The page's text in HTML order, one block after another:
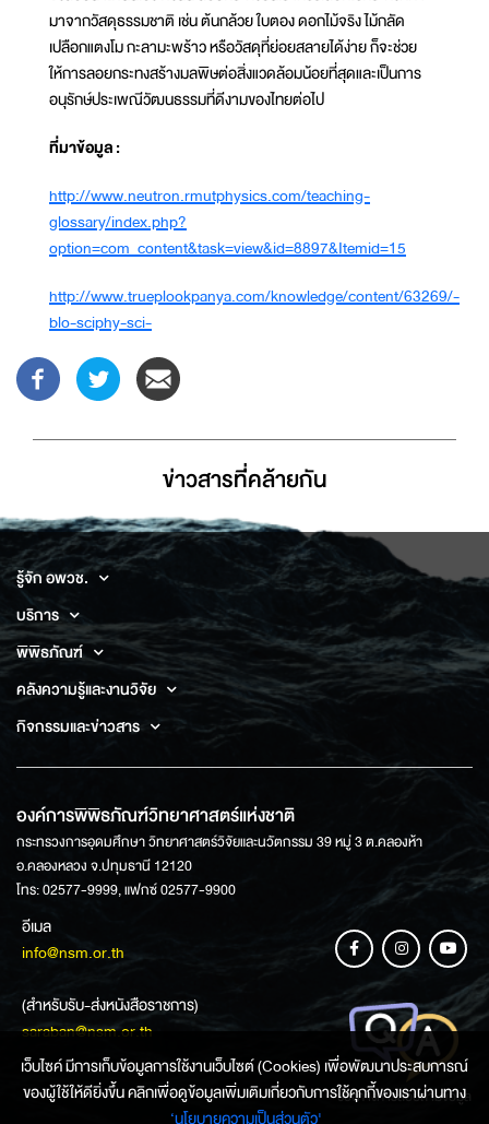
มาจากวัสดุธรรมชาติ เช่น ต้นกล้วย ใบตอง ดอกไม้จริง ไม้กลัด
เปลือกแตงโม กะลามะพร้าว หรือวัสดุที่ย่อยสลายได้ง่าย ก็จะช่วย
ให้การลอยกระทงสร้างมลพิษต่อสิ่งแวดล้อมน้อยที่สุดและเป็นการ
อนุรักษ์ประเพณีวัฒนธรรมที่ดีงามของไทยต่อไป
ที่มาข้อมูล:
http://www.neutron.rmutphysics.com/teaching-
glossary/index.php?
option=com_content&task=view&id=8897&Itemid=15
http://www.trueplookpanya.com/knowledge/content/63269/-
blo-sciphy-sci-
ข่าวสารที่่คล้ายกัน
รู้จัก อพวช.
บริการ
พิพิธภัณฑ์
คลังความรู้และงานวิจัย
กิจกรรมและข่าวสาร
องค์การพิพิธภัณฑ์วิทยาศาสตร์แห่งชาติ
กระทรวงการอุดมศึกษา วิทยาศาสตร์วิจัยและนวัตกรรม 39 หมู่ 3 ต.คลองห้า
อ.คลองหลวง จ.ปทุมธานี 12120
โทร: 02577-9999, แฟกซ์ 02577-9900
อีเมล
info@nsm.or.th
(สำหรับรับ-ส่งหนังสือราชการ)
saraban@nsm.or.th
ช่องทางการสอบถามข้อมูล
เว็บไซค์ มีการเก็บข้อมูลการใช้งานเว็บไซต์ (Cookies) เพื่อพัฒนาประสบการณ์
ของผู้ใช้ให้ดียิ่งขึ้น คลิกเพื่อดูข้อมูลเพิ่มเติมเกี่ยวกับการใช้คุกกี้ของเราผ่านทาง
‘นโยบายความเป็นส่วนตัว'